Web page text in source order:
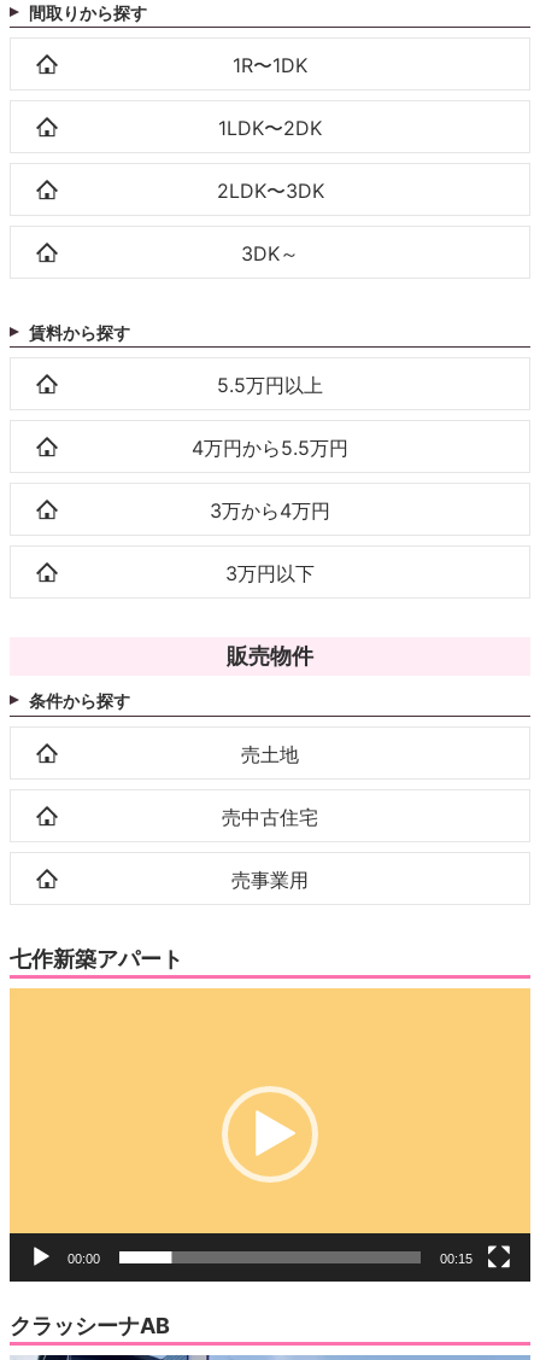
間取りから探す
1R〜1DK
1LDK〜2DK
2LDK〜3DK
3DK～
賃料から探す
5.5万円以上
4万円から5.5万円
3万から4万円
3万円以下
販売物件
条件から探す
売土地
売中古住宅
売事業用
七作新築アパート
00:00 00:15
クラッシーナAB